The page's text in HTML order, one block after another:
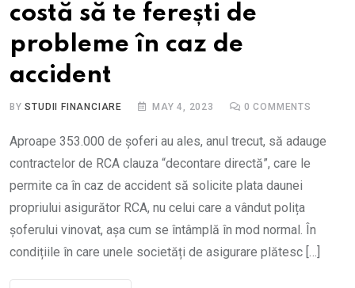
costă să te ferești de
probleme în caz de
accident
BYSTUDII FINANCIARE MAY 4, 2023 0 COMMENTS
Aproape 353.000 de șoferi au ales, anul trecut, să adauge
contractelor de RCA clauza “decontare directă”, care le
permite ca în caz de accident să solicite plata daunei
propriului asigurător RCA, nu celui care a vândut polița
șoferului vinovat, așa cum se întâmplă în mod normal. În
condițiile în care unele societăți de asigurare plătesc […]